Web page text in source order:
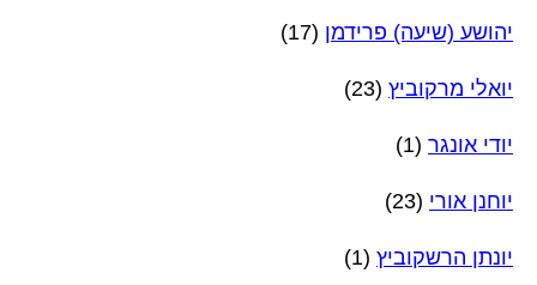
יהושע (שיעה) פרידמן (17)
יואלי מרקוביץ (23)
יודי אונגר (1)
יוחנן אורי (23)
יונתן הרשקוביץ (1)